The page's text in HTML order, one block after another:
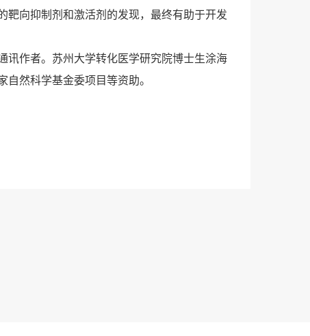
靶向抑制剂和激活剂的发现，最终有助于开发
讯作者。苏州大学转化医学研究院博士生涂海
然科学基金委项目等资助。